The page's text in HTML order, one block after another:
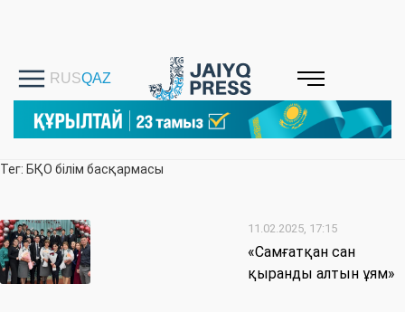
Тег: БҚО білім басқармасы
11.02.2025, 17:15
«Самғатқан сан
қыранды алтын ұям»